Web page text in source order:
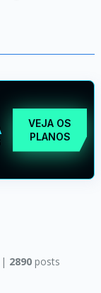
VEJA OS
PLANOS
2890posts